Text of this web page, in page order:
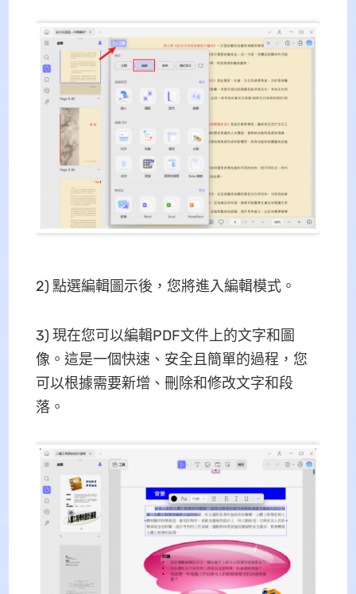
2) 點選編輯圖示後，您將進入編輯模式。
3) 現在您可以編輯PDF文件上的文字和圖
像。這是一個快速、安全且簡單的過程，您
可以根據需要新增、刪除和修改文字和段
落。